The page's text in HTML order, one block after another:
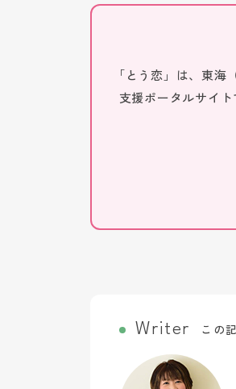
「とう恋」は、東海
支援ポータルサイ
この